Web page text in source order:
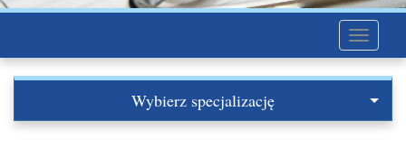
Toggle
Wybierz specjalizację